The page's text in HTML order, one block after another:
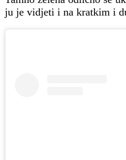
ju je vidjeti i na kratkim i